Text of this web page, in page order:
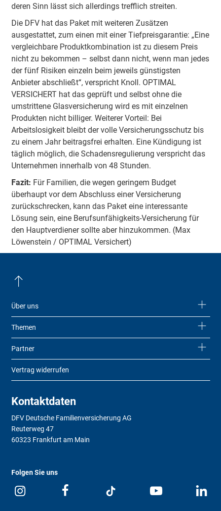
deren Sinn lässt sich allerdings trefflich streiten.
Die DFV hat das Paket mit weiteren Zusätzen
ausgestattet, zum einen mit einer Tiefpreisgarantie: „Eine
vergleichbare Produktkombination ist zu diesem Preis
nicht zu bekommen – selbst dann nicht, wenn man jedes
der fünf Risiken einzeln beim jeweils günstigsten
Anbieter abschließt“, verspricht Knoll. OPTIMAL
VERSICHERT hat das geprüft und selbst ohne die
umstrittene Glasversicherung wird es mit einzelnen
Produkten nicht billiger. Weiterer Vorteil: Bei
Arbeitslosigkeit bleibt der volle Versicherungsschutz bis
zu einem Jahr beitragsfrei erhalten. Eine Kündigung ist
täglich möglich, die Schadensregulierung verspricht das
Unternehmen innerhalb von 48 Stunden.
Fazit: Für Familien, die wegen geringem Budget
überhaupt vor dem Abschluss einer Versicherung
zurückschrecken, kann das Paket eine interessante
Lösung sein, eine Berufsunfähigkeits-Versicherung für
den Hauptverdiener sollte aber hinzukommen. (Max
Löwenstein / OPTIMAL Versichert)
Über uns
Themen
Partner
Vertrag widerrufen
Kontaktdaten
DFV Deutsche Familienversicherung AG
Reuterweg 47
60323 Frankfurt am Main
Folgen Sie uns